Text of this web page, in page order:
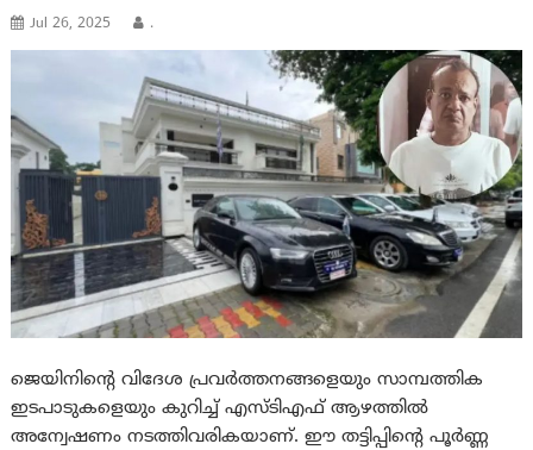
Jul 26, 2025 .
ജെയിനിന്റെ വിദേശ പ്രവർത്തനങ്ങളെയും സാമ്പത്തിക
ഇടപാടുകളെയും കുറിച്ച് എസ്ടിഎഫ് ആഴത്തിൽ
അന്വേഷണം നടത്തിവരികയാണ്. ഈ തട്ടിപ്പിന്റെ പൂർണ്ണ